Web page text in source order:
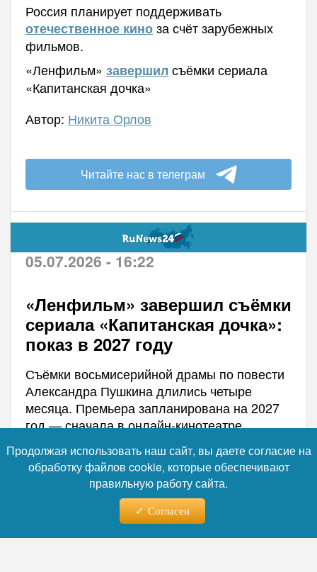
Россия планирует поддерживать
отечественное киноза счёт зарубежных
фильмов.
«Ленфильм» завершилсъёмки сериала
«Капитанская дочка»
Автор: Никита Орлов
Читайте нас в телеграм
05.07.2026 - 16:22
«Ленфильм» завершил съёмки
сериала «Капитанская дочка»:
показ в 2027 году
Съёмки восьмисерийной драмы по повести
Александра Пушкина длились четыре
месяца. Премьера запланирована на 2027
год — сначала в онлайн-кинотеатре
«КИОН», затем на телеканале «Россия».
Производством занималась ON Студия при
участии Star Media и поддержке Института
развития интернета.
Продолжая использовать наш сайт, вы даете согласие на
обработку файлов cookie, которые обеспечивают
правильную работу сайта.
Согласен